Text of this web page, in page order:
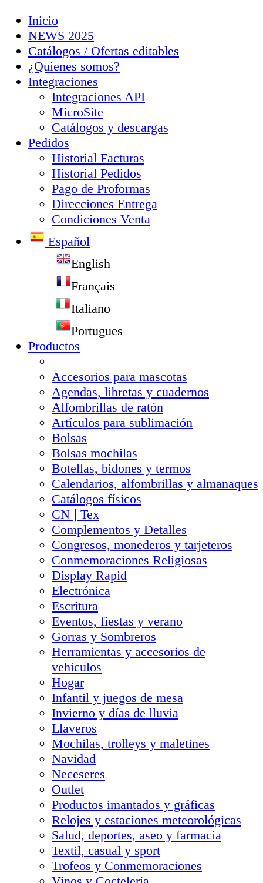
Inicio
NEWS 2025
Catálogos / Ofertas editables
¿Quienes somos?
Integraciones
Integraciones API
MicroSite
Catálogos y descargas
Pedidos
Historial Facturas
Historial Pedidos
Pago de Proformas
Direcciones Entrega
Condiciones Venta
Español
English
Français
Italiano
Portugues
Productos
Accesorios para mascotas
Agendas, libretas y cuadernos
Alfombrillas de ratón
Artículos para sublimación
Bolsas
Bolsas mochilas
Botellas, bidones y termos
Calendarios, alfombrillas y almanaques
Catálogos físicos
CN❘Tex
Complementos y Detalles
Congresos, monederos y tarjeteros
Conmemoraciones Religiosas
Display Rapid
Electrónica
Escritura
Eventos, fiestas y verano
Gorras y Sombreros
Herramientas y accesorios de
vehículos
Hogar
Infantil y juegos de mesa
Invierno y días de lluvia
Llaveros
Mochilas, trolleys y maletines
Navidad
Neceseres
Outlet
Productos imantados y gráficas
Relojes y estaciones meteorológicas
Salud, deportes, aseo y farmacia
Textil, casual y sport
Trofeos y Conmemoraciones